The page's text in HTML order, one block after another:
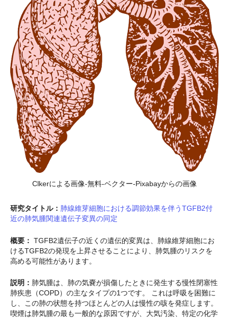
Clkerによる画像-無料-ベクター-Pixabayからの画像
研究タイトル： 肺線維芽細胞における調節効果を伴うTGFB2付
近の肺気腫関連遺伝子変異の同定
概要： TGFB2遺伝子の近くの遺伝的変異は、肺線維芽細胞にお
けるTGFB2の発現を上昇させることにより、肺気腫のリスクを
高める可能性があります。
説明： 肺気腫は、肺の気嚢が損傷したときに発生する慢性閉塞性
肺疾患（COPD）の主なタイプの1つです。 これは呼吸を困難に
し、この肺の状態を持つほとんどの人は慢性の咳を発症します。
喫煙は肺気腫の最も一般的な原因ですが、大気汚染、特定の化学